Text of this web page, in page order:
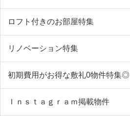
ロフト付きのお部屋特集
リノベーション特集
初期費用がお得な敷礼0物件特集◎
Ｉｎｓｔａｇｒａｍ掲載物件